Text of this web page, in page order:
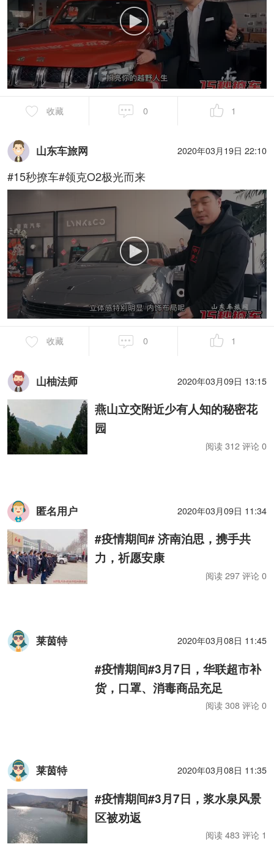
收藏 0 1
山东车旅网 2020年03月19日 22:10
#15秒撩车#领克O2极光而来
收藏 0 1
山柚法师 2020年03月09日 13:15
燕山立交附近少有人知的秘密花
园
阅读 312 评论 0
匿名用户 2020年03月09日 11:34
#疫情期间# 济南泊思，携手共
力，祈愿安康
阅读 297 评论 0
莱茵特 2020年03月08日 11:45
#疫情期间#3月7日，华联超市补
货，口罩、消毒商品充足
阅读 308 评论 0
莱茵特 2020年03月08日 11:35
#疫情期间#3月7日，浆水泉风景
区被劝返
阅读 483 评论 1